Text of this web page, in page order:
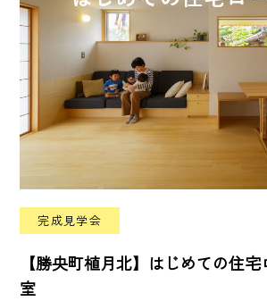
完成見学会
【勝央町植月北】はじめての住
室